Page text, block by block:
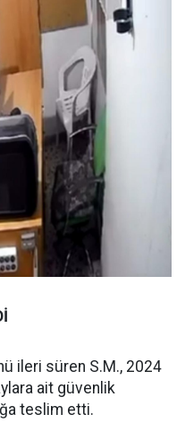
ileri süren S.M., 2024
ait güvenlik
teslim etti.